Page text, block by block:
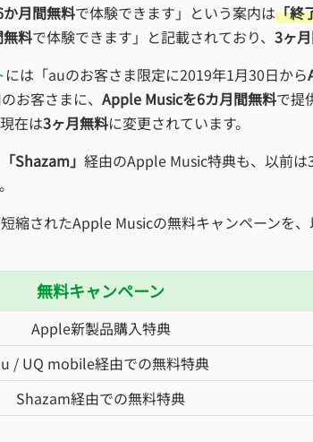
月間無料で体験できます」という案内は「終
料で体験できます」と記載されており、 3ヶ
には「auのお客さま限定に2019年1月30日から
お客さまに、 Apple Musicを6カ月間無料で提
在は3ヶ月無料に変更されています。
「Shazam」 経由のApple Music特典も、以前
縮されたApple Musicの無料キャンペーンを、
無料キャンペーン
Apple新製品購入特典
/ UQ mobile経由での無料特典
Shazam経由での無料特典